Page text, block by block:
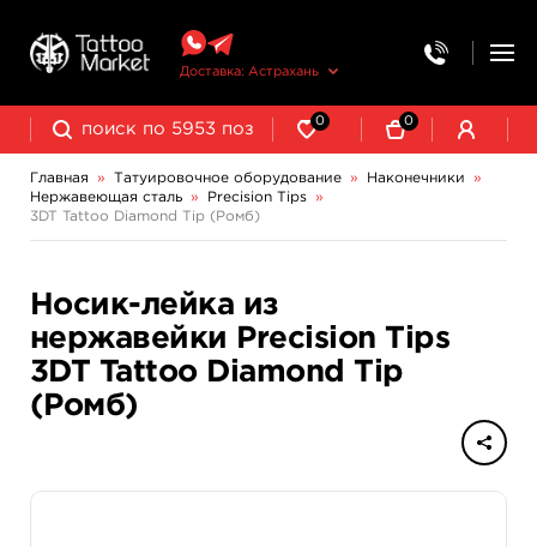
Доставка: Астрахань
0 0
Главная » Татуировочное оборудование » Наконечники
»
Нержавеющая сталь
» Precision Tips
»
3DT Tattoo Diamond Tip (Ромб)
Носик-лейка из
нержавейки Precision Tips
3DT Tattoo Diamond Tip
(Ромб)